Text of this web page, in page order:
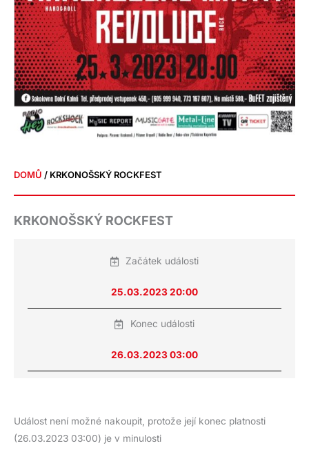
DOMŮ / KRKONOŠSKÝ ROCKFEST
KRKONOŠSKÝ ROCKFEST
Začátek události
25.03.2023 20:00
Konec události
26.03.2023 03:00
Událost není možné nakoupit, protože její konec platnosti
(26.03.2023 03:00) je v minulosti